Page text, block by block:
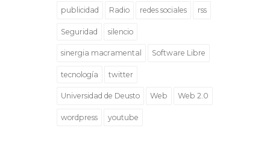
publicidad Radio redes sociales rss
Seguridad silencio
sinergia macramental Software Libre
tecnología twitter
Universidad de Deusto Web Web 2.0
wordpress youtube